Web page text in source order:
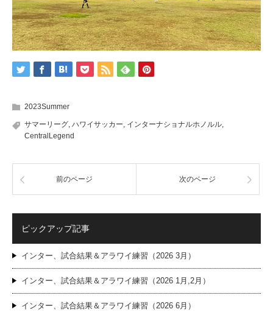
2023Summer
サマーリーグ, ハワイサッカー, インターナショナルホノルル,
CentralLegend
前のページ 次のページ
ピックアップ記事
インター、試合結果＆アラワイ練習（2026 3月）
インター、試合結果＆アラワイ練習（2026 1月,2月）
インター、試合結果＆アラワイ練習（2026 6月）